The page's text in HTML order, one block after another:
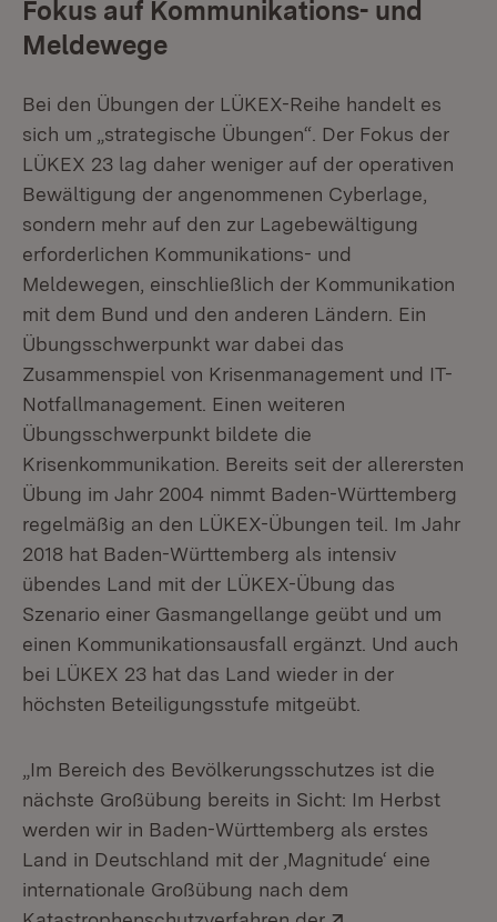
Fokus auf Kommunikations- und
Meldewege
Bei den Übungen der LÜKEX-Reihe handelt es
sich um „strategische Übungen“. Der Fokus der
LÜKEX 23 lag daher weniger auf der operativen
Bewältigung der angenommenen Cyberlage,
sondern mehr auf den zur Lagebewältigung
erforderlichen Kommunikations- und
Meldewegen, einschließlich der Kommunikation
mit dem Bund und den anderen Ländern. Ein
Übungsschwerpunkt war dabei das
Zusammenspiel von Krisenmanagement und IT-
Notfallmanagement. Einen weiteren
Übungsschwerpunkt bildete die
Krisenkommunikation. Bereits seit der allerersten
Übung im Jahr 2004 nimmt Baden-Württemberg
regelmäßig an den LÜKEX-Übungen teil. Im Jahr
2018 hat Baden-Württemberg als intensiv
übendes Land mit der LÜKEX-Übung das
Szenario einer Gasmangellange geübt und um
einen Kommunikationsausfall ergänzt. Und auch
bei LÜKEX 23 hat das Land wieder in der
höchsten Beteiligungsstufe mitgeübt.
„Im Bereich des Bevölkerungsschutzes ist die
nächste Großübung bereits in Sicht: Im Herbst
werden wir in Baden-Württemberg als erstes
Land in Deutschland mit der ‚Magnitude‘ eine
internationale Großübung nach dem